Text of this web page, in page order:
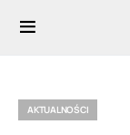
AKTUALNOŚCI